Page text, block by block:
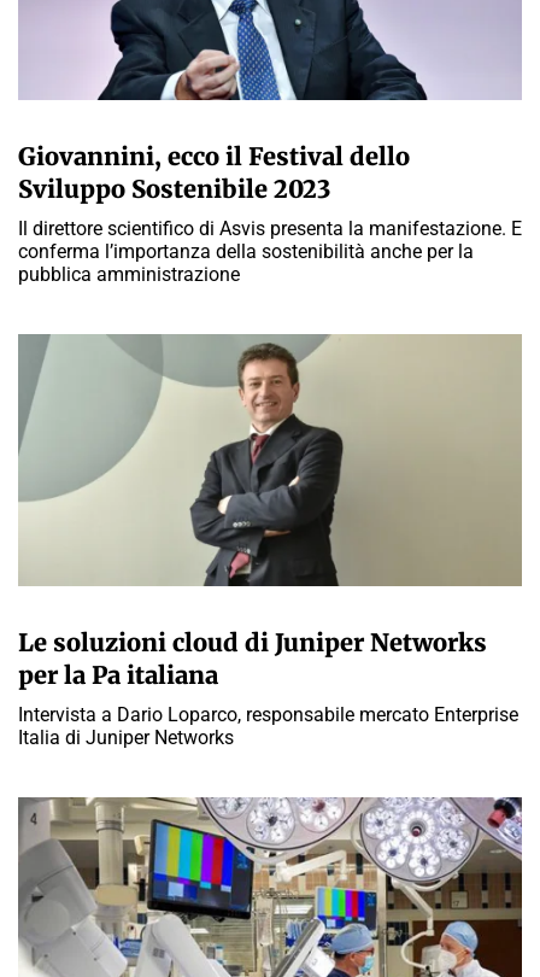
Giovannini, ecco il Festival dello
Sviluppo Sostenibile 2023
Il direttore scientifico di Asvis presenta la manifestazione. E
conferma l’importanza della sostenibilità anche per la
pubblica amministrazione
Le soluzioni cloud di Juniper Networks
per la Pa italiana
Intervista a Dario Loparco, responsabile mercato Enterprise
Italia di Juniper Networks